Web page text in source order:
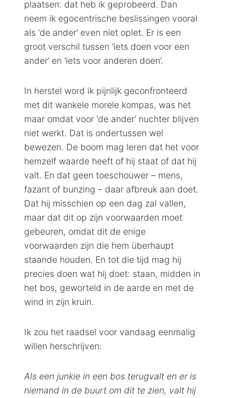
plaatsen: dat heb ik geprobeerd. Dan
neem ik egocentrische beslissingen vooral
als ‘de ander’ even niet oplet. Er is een
groot verschil tussen ‘iets doen voor een
ander’ en ‘iets voor anderen doen’.
In herstel word ik pijnlijk geconfronteerd
met dit wankele morele kompas, was het
maar omdat voor ‘de ander’ nuchter blijven
niet werkt. Dat is ondertussen wel
bewezen. De boom mag leren dat het voor
hemzelf waarde heeft of hij staat of dat hij
valt. En dat geen toeschouwer – mens,
fazant of bunzing – daar afbreuk aan doet.
Dat hij misschien op een dag zal vallen,
maar dat dit op zijn voorwaarden moet
gebeuren, omdat dit de enige
voorwaarden zijn die hem überhaupt
staande houden. En tot die tijd mag hij
precies doen wat hij doet: staan, midden in
het bos, geworteld in de aarde en met de
wind in zijn kruin.
Ik zou het raadsel voor vandaag eenmalig
willen herschrijven:
Als een junkie in een bos terugvalt en er is
niemand in de buurt om dit te zien, valt hij